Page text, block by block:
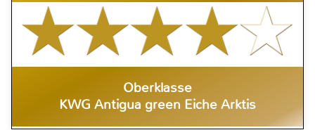
Oberklasse
KWG Antigua green Eiche Arktis